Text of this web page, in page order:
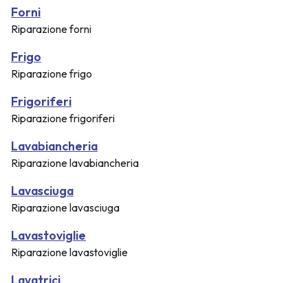
Forni
Riparazione forni
Frigo
Riparazione frigo
Frigoriferi
Riparazione frigoriferi
Lavabiancheria
Riparazione lavabiancheria
Lavasciuga
Riparazione lavasciuga
Lavastoviglie
Riparazione lavastoviglie